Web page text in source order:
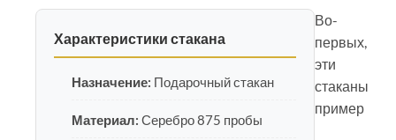
Характеристики стакана
Назначение: Подарочный стакан
Материал: Серебро 875 пробы
Во-
первых,
эти
стаканы
пример